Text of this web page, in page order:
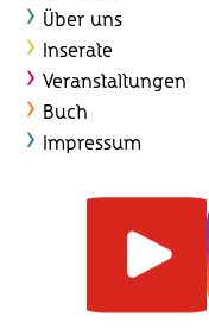
Über uns
Inserate
Veranstaltungen
Buch
Impressum